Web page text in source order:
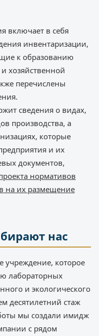
включает в себя
инвентаризации,
к образованию
хозяйственной
перечислены
сведения о видах,
производства, а
которые
и их
документов,
нормативов
на их размещение
нас
учреждение, которое
лабораторных
и экологического
десятилетний стаж
мы создали имидж
с рядом